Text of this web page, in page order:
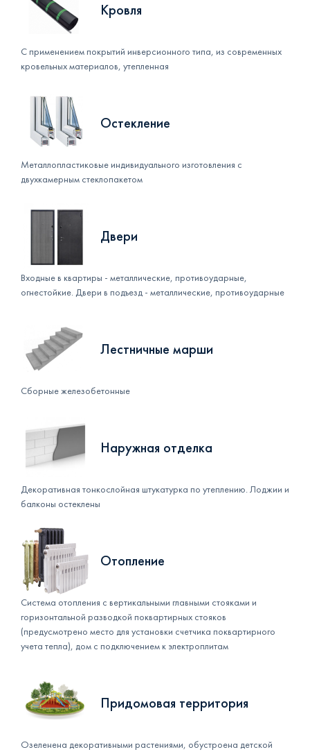
Кровля
С применением покрытий инверсионного типа, из современных
кровельных материалов, утепленная
Остекление
Металлопластиковые индивидуального изготовления с
двухкамерным стеклопакетом
Двери
Входные в квартиры - металлические, противоударные,
огнестойкие. Двери в подъезд - металлические, противоударные
Лестничные марши
Сборные железобетонные
Наружная отделка
Декоративная тонкослойная штукатурка по утеплению. Лоджии и
балконы остеклены
Отопление
Система отопления с вертикальными главными стояками и
горизонтальной разводкой поквартирных стояков
(предусмотрено место для установки счетчика поквартирного
учета тепла), дом с подключением к электроплитам
Придомовая территория
Озеленена декоративными растениями, обустроена детской